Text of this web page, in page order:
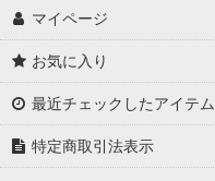
マイページ
お気に入り
最近チェックしたアイテム
特定商取引法表示